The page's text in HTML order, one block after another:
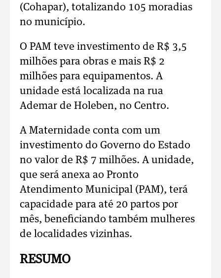
(Cohapar), totalizando 105 moradias
no município.
O PAM teve investimento de R$ 3,5
milhões para obras e mais R$ 2
milhões para equipamentos. A
unidade está localizada na rua
Ademar de Holeben, no Centro.
A Maternidade conta com um
investimento do Governo do Estado
no valor de R$ 7 milhões. A unidade,
que será anexa ao Pronto
Atendimento Municipal (PAM), terá
capacidade para até 20 partos por
mês, beneficiando também mulheres
de localidades vizinhas.
RESUMO